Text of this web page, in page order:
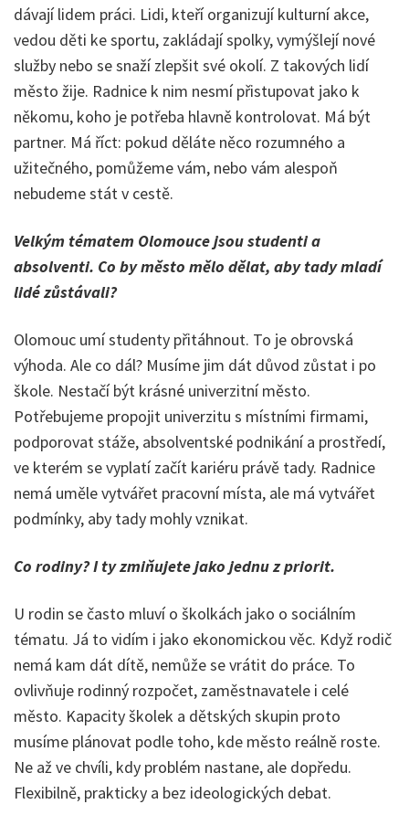
dávají lidem práci. Lidi, kteří organizují kulturní akce,
vedou děti ke sportu, zakládají spolky, vymýšlejí nové
služby nebo se snaží zlepšit své okolí. Z takových lidí
město žije. Radnice k nim nesmí přistupovat jako k
někomu, koho je potřeba hlavně kontrolovat. Má být
partner. Má říct: pokud děláte něco rozumného a
užitečného, pomůžeme vám, nebo vám alespoň
nebudeme stát v cestě.
Velkým tématem Olomouce jsou studenti a
absolventi. Co by město mělo dělat, aby tady mladí
lidé zůstávali?
Olomouc umí studenty přitáhnout. To je obrovská
výhoda. Ale co dál? Musíme jim dát důvod zůstat i po
škole. Nestačí být krásné univerzitní město.
Potřebujeme propojit univerzitu s místními firmami,
podporovat stáže, absolventské podnikání a prostředí,
ve kterém se vyplatí začít kariéru právě tady. Radnice
nemá uměle vytvářet pracovní místa, ale má vytvářet
podmínky, aby tady mohly vznikat.
Co rodiny? I ty zmiňujete jako jednu z priorit.
U rodin se často mluví o školkách jako o sociálním
tématu. Já to vidím i jako ekonomickou věc. Když rodič
nemá kam dát dítě, nemůže se vrátit do práce. To
ovlivňuje rodinný rozpočet, zaměstnavatele i celé
město. Kapacity školek a dětských skupin proto
musíme plánovat podle toho, kde město reálně roste.
Ne až ve chvíli, kdy problém nastane, ale dopředu.
Flexibilně, prakticky a bez ideologických debat.